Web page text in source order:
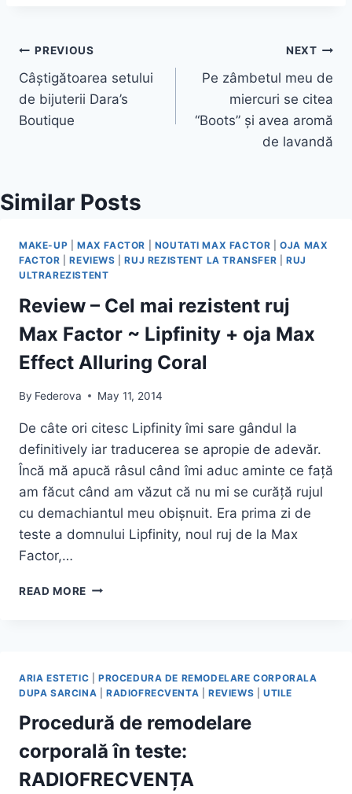
Post
navigation
PREVIOUS
Câștigătoarea setului
de bijuterii Dara’s
Boutique
NEXT
Pe zâmbetul meu de
miercuri se citea
“Boots” și avea aromă
de lavandă
Similar Posts
MAKE-UP MAX FACTOR NOUTATI MAX FACTOR |OJA MAX
FACTOR |REVIEWS |RUJ REZISTENT LA TRANSFER |RUJ
ULTRAREZISTENT
Review – Cel mai rezistent ruj
Max Factor ~ Lipfinity + oja Max
Effect Alluring Coral
By Federova May 11, 2014
De câte ori citesc Lipfinity îmi sare gândul la
definitively iar traducerea se apropie de adevăr.
Încă mă apucă râsul când îmi aduc aminte ce față
am făcut când am văzut că nu mi se curăță rujul
cu demachiantul meu obișnuit. Era prima zi de
teste a domnului Lipfinity, noul ruj de la Max
Factor,…
READ MORE REVIEW
RUJ
MAX
FACTOR
~
+
MAX
ARIA ESTETIC
PROCEDURA DE REMODELARE CORPORALA
DUPA SARCINA
RADIOFRECVENTA |REVIEWS |UTILE
Procedură de remodelare
corporală în teste:
RADIOFRECVENȚA